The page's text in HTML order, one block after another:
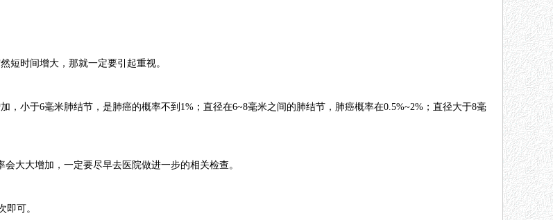
短时间增大，那就一定要引起重视。
，小于6毫米肺结节，是肺癌的概率不到1%；直径在6~8毫米之间的肺结节，肺癌概率在0.5%~2%；直径大于8毫
会大大增加，一定要尽早去医院做进一步的相关检查。
即可。